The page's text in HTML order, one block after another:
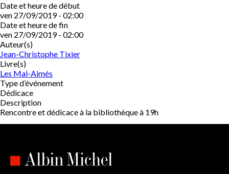
Date et heure de début
ven 27/09/2019 - 02:00
Date et heure de fin
ven 27/09/2019 - 02:00
Auteur(s)
Jean-Christophe Tixier
Livre(s)
Les Mal-Aimés
Type d’événement
Dédicace
Description
Rencontre et dédicace à la bibliothèque à 19h